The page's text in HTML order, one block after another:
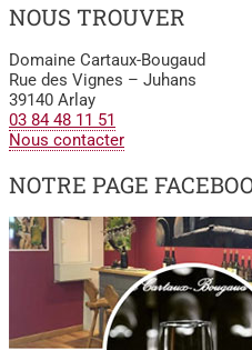
NOUS TROUVER
Domaine Cartaux-Bougaud
Rue des Vignes – Juhans
39140 Arlay
03 84 48 11 51
Nous contacter
NOTRE PAGE